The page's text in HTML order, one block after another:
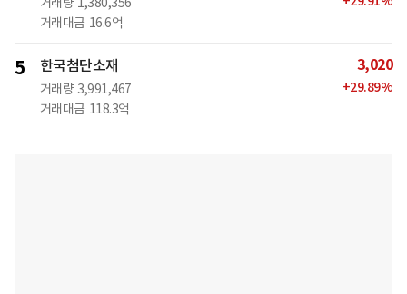
거래대금 16.6억
5 한국첨단소재
거래량 3,991,467
거래대금 118.3억
3,020
+29.89%